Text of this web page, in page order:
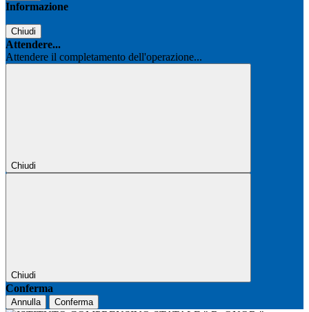
Informazione
Chiudi
Attendere...
Attendere il completamento dell'operazione...
Chiudi
Chiudi
Conferma
Annulla Conferma